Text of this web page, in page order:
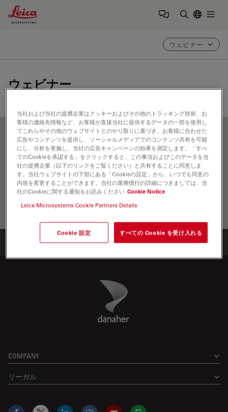
Leica Microsystems Logo
ウェビナー
ウェビナー
FILTER ARTICLES
Cellular Analysis
学びと共有 ウェビナー
Danaher Logo
COMPANY
リーガル
当社および当社の提携企業はクッキーおよびその他のトラッキング技術、お
客様の連絡先情報など、お客様が直接当社に提供するデータの一部を使用し
てこれらやその他のウェブサイトとのやり取りに基づき、お客様に合わせた
広告やコンテンツを提供し、ソーシャルメディアでのコンテンツ共有を可能
にし、分析を実施し、当社の広告キャンペーンの効果を測定します。「すべ
てのCookieを承認する」をクリックすると、この事項およびこのデータを当
社の提携企業（以下のリンクをご覧ください）と共有することに同意しま
す。当社ウェブサイトの下部にある「Cookieの設定」から、いつでも同意の
内容を変更することができます。当社の業務慣行の詳細につきましては、当
社のCookieに関する通知をお読みください Cookie Notice
Leica Microsystems Cookie Partners Details
Cookie 設定 すべての Cookie を受け入れる